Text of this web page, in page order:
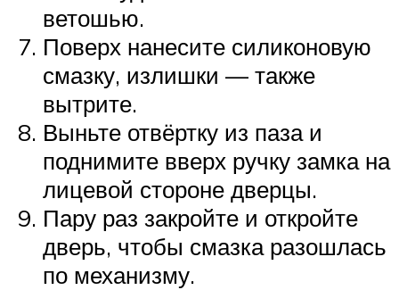
ветошью.
Поверх нанесите силиконовую
смазку, излишки — также
вытрите.
Выньте отвёртку из паза и
поднимите вверх ручку замка на
лицевой стороне дверцы.
Пару раз закройте и откройте
дверь, чтобы смазка разошлась
по механизму.